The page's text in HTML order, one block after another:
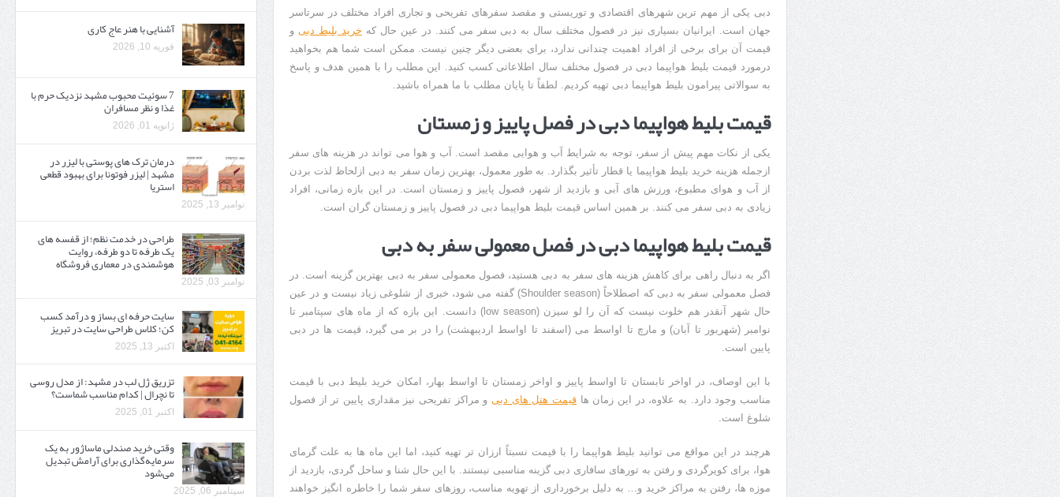
دبی یکی از مهم ترین شهرهای اقتصادی و توریستی و مقصد سفرهای تفریحی و تجاری افراد مختلف در سرتاسر
جهان است. ایرانیان بسیاری نیز در فصول مختلف سال به دبی سفر می کنند. در عین حال که خرید بلیط دبی و
قیمت آن برای برخی از افراد اهمیت چندانی ندارد، برای بعضی دیگر چنین نیست. ممکن است شما هم بخواهید
درمورد قیمت بلیط هواپیما دبی در فصول مختلف سال اطلاعاتی کسب کنید. این مطلب را با همین هدف و پاسخ
به سوالاتی پیرامون بلیط هواپیما دبی تهیه کردیم. لطفاً تا پایان مطلب با ما همراه باشید.
قیمت بلیط هواپیما دبی در فصل پاییز و زمستان
یکی از نکات مهم پیش از سفر، توجه به شرایط آب و هوایی مقصد است. آب و هوا می تواند در هزینه های سفر
ازجمله هزینه خرید بلیط هواپیما یا قطار تأثیر بگذارد. به طور معمول، بهترین زمان سفر به دبی ازلحاظ لذت بردن
از آب و هوای مطبوع، ورزش های آبی و بازدید از شهر، فصول پاییز و زمستان است. در این بازه زمانی، افراد
زیادی به دبی سفر می کنند. بر همین اساس قیمت بلیط هواپیما دبی در فصول پاییز و زمستان گران است.
قیمت بلیط هواپیما دبی در فصل معمولی سفر به دبی
اگر به دنبال راهی برای کاهش هزینه های سفر به دبی هستید، فصول معمولی سفر به دبی بهترین گزینه است. در
فصل معمولی سفر به دبی که اصطلاحاً (Shoulder season) گفته می شود، خبری از شلوغی زیاد نیست و در عین
حال شهر آنقدر هم خلوت نیست که آن را لو سیزن (low season) دانست. این بازه که از ماه های سپتامبر تا
نوامبر (شهریور تا آبان) و مارچ تا اواسط می (اسفند تا اواسط اردیبهشت) را در بر می گیرد، قیمت ها در دبی
پایین است.
با این اوصاف، در اواخر تابستان تا اواسط پاییز و اواخر زمستان تا اواسط بهار، امکان خرید بلیط دبی با قیمت
مناسب وجود دارد. به علاوه، در این زمان ها قیمت هتل های دبی و مراکز تفریحی نیز مقداری پایین تر از فصول
شلوغ است.
هرچند در این مواقع می توانید بلیط هواپیما را با قیمت نسبتاً ارزان تر تهیه کنید، اما این ماه ها به علت گرمای
هوا، برای کویرگردی و رفتن به تورهای سافاری دبی گزینه مناسبی نیستند. با این حال شنا و ساحل گردی، بازدید از
موزه ها، رفتن به مراکز خرید و… به دلیل برخورداری از تهویه مناسب، روزهای سفر شما را خاطره انگیز خواهند
آشنایی با هنر عاج کاری
فوریه 10, 2026
7 سوئیت محبوب مشهد نزدیک حرم با
غذا و نظر مسافران
ژانویه 01, 2026
درمان ترک های پوستی با لیزر در
مشهد | لیزر فوتونا برای بهبود قطعی
استریا
نوامبر 13, 2025
طراحی در خدمت نظم؛ از قفسه ‌های
یک‌ طرفه تا دو طرفه، روایت
هوشمندی در معماری فروشگاه
نوامبر 03, 2025
سایت حرفه ‌ای بساز و درآمد کسب
کن؛ کلاس طراحی سایت در تبریز
اکتبر 13, 2025
تزریق ژل لب در مشهد: از مدل روسی
تا نچرال | کدام مناسب شماست؟
اکتبر 01, 2025
وقتی خرید صندلی ماساژور به یک
سرمایه‌گذاری برای آرامش تبدیل
می‌شود
سپتامبر 06, 2025